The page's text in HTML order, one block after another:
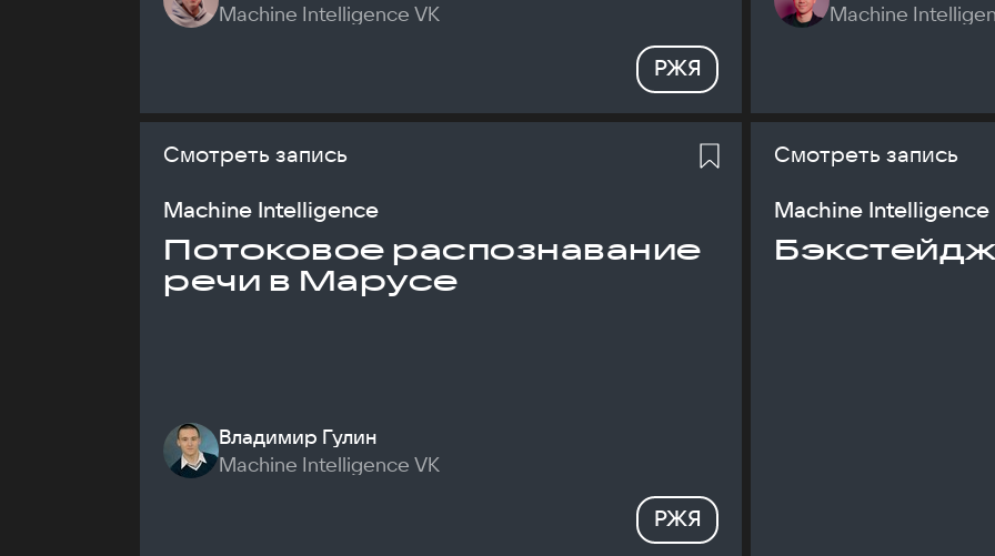
Machine Intelligence VK
РЖЯ
Machine
Смотреть запись
Machine Intelligence
Потоковое распознавание
речи в Марусе
Владимир Гулин
Machine Intelligence VK
РЖЯ
Смотреть запись
Machine Intelligence
Бэкстейдж